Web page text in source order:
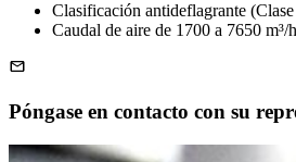
Clasificación antideflagrante
Caudal de aire de 1700 a 7650
Póngase en contacto con su